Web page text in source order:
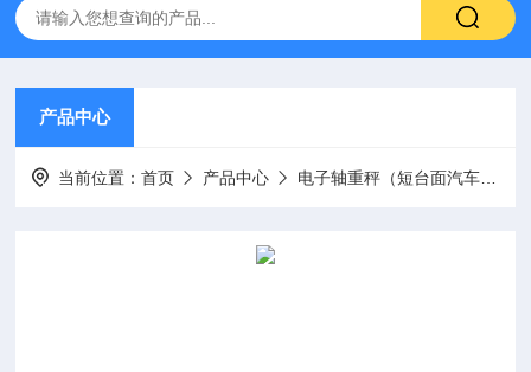
产品中心
当前位置：首页 产品中心 电子轴重秤（短台面汽车衡）